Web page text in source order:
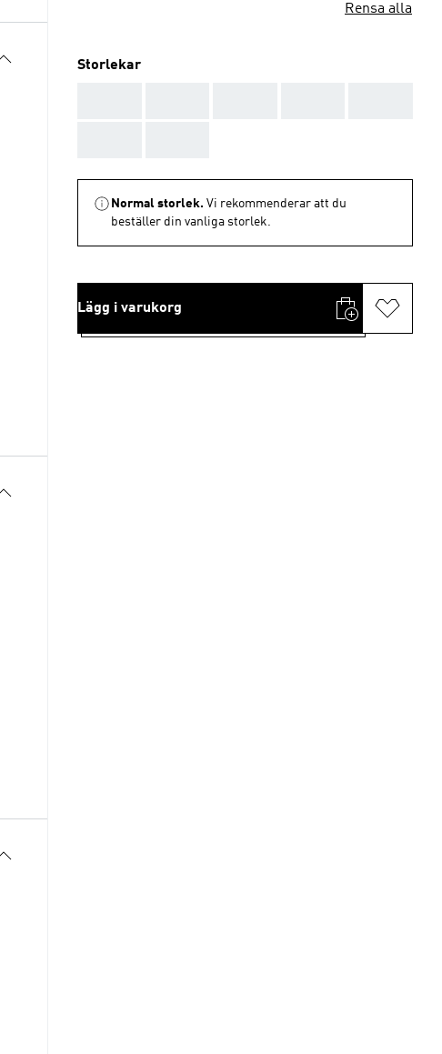
Rensa alla
Storlekar
Normal storlek. Vi rekommenderar att du
beställer din vanliga storlek.
Lägg i varukorg